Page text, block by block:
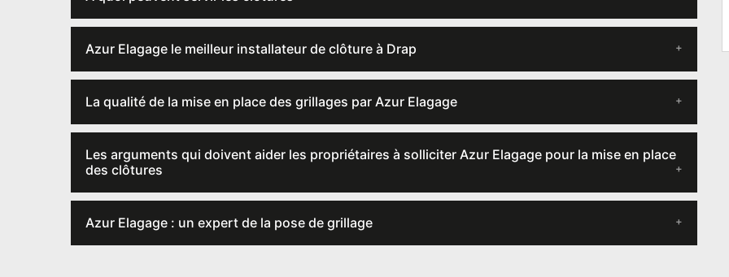
Azur Elagage le meilleur installateur de clôture à Drap
La qualité de la mise en place des grillages par Azur Elagage
Les arguments qui doivent aider les propriétaires à solliciter Azur Elagage pour la mise en place
des clôtures
Azur Elagage : un expert de la pose de grillage